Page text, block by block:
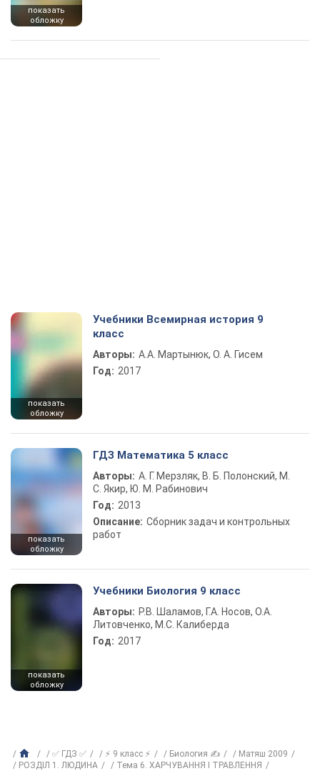
показать
обложку
показать
обложку
Учебники Всемирная история 9
класс
Авторы: А.А. Мартынюк, О. А. Гисем
Год: 2017
показать
обложку
ГДЗ Математика 5 класс
Авторы: А. Г. Мерзляк, В. Б. Полонский, М.
С. Якир, Ю. М. Рабинович
Год: 2013
Описание: Сборник задач и контрольных
работ
показать
обложку
Учебники Биология 9 класс
Авторы: Р.В. Шаламов, Г.А. Носов, О.А.
Литовченко, М.С. Калиберда
Год: 2017
✅ ГДЗ ✅ ⚡ 9 класс ⚡ Биология ✍
Матяш 2009
РОЗДІЛ 1. ЛЮДИНА
Тема 6. ХАРЧУВАННЯ І ТРАВЛЕННЯ